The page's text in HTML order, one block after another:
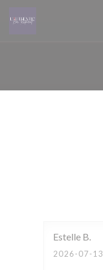
Estelle B
2026-07-13